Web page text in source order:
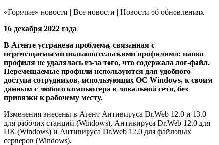
«Горячие» новости | Все новости | Новости об обновлениях
16 декабря 2022 года
В Агенте устранена проблема, связанная с
перемещаемыми пользовательскими профилями: папка
профиля не удалялась из-за того, что содержала лог-файл.
Перемещаемые профили используются для удобного
доступа сотрудников, использующих ОС Windows, к своим
данным с любого компьютера в локальной сети, без
привязки к рабочему месту.
Изменения внесены в Агент Антивируса Dr.Web 12.0 и 13.0
для рабочих станций (Windows), Антивируса Dr.Web 12.0 для
ПК (Windows) и Антивируса Dr.Web 12.0 для файловых
серверов (Windows).